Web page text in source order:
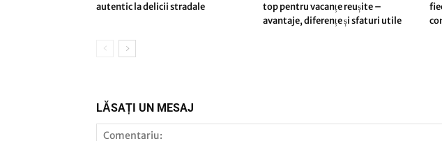
autentic la delicii stradale
top pentru vacanțe reușite –
avantaje, diferențe și sfaturi utile
LĂSAȚI UN MESAJ